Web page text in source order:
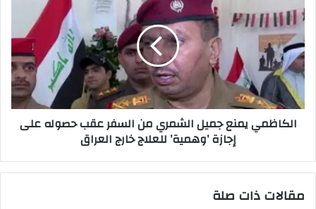
جميل
الشمري
من
السفر
عقب
حصوله
على
إجازة
الكاظمي يمنع جميل الشمري من السفر عقب حصوله على
إجازة ’وهمية’ للعلاج خارج العراق
مقالات ذات صلة